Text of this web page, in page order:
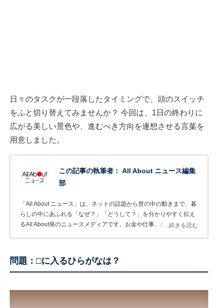
日々のタスクが一段落したタイミングで、頭のスイッチ
をふと切り替えてみませんか？ 今回は、1日の終わりに
広がる美しい景色や、進むべき方向を連想させる言葉を
用意しました。
この記事の執筆者： All About ニュース編集
部
「All About ニュース」は、ネットの話題から世の中の動きまで、暮
らしの中にあふれる「なぜ？」「どうして？」を分かりやすく伝え
るAll About発のニュースメディアです。お金や仕事、恋愛、ITに関
...続きを読む
問題：□に入るひらがなは？